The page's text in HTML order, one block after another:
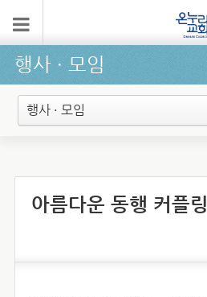
행사 ∙ 모임
행사 · 모임
아름다운 동행 커플링